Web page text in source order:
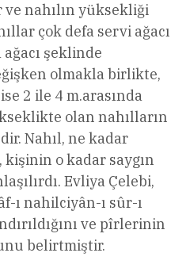
nahılın yüksekliği
çok defa servi ağacı
şeklinde
olmakla birlikte,
2 ile 4 m.arasında
olan nahılların
Nahıl, ne kadar
o kadar saygın
Evliya Çelebi,
ı nahilciyân-ı sûr-ı
ve pîrlerinin
belirtmiştir.